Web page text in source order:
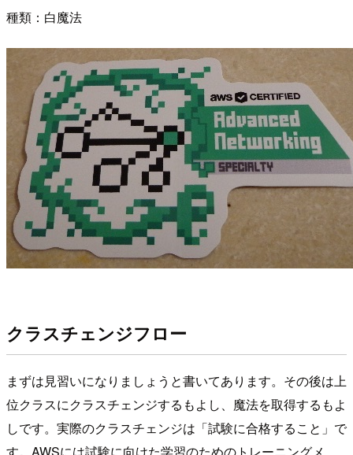
種類：白魔法
クラスチェンジフロー
まずは見習いになりましょうと書いてあります。その後は上
位クラスにクラスチェンジするもよし、魔法を取得するもよ
しです。実際のクラスチェンジは「試験に合格すること」で
す。AWSには試験に向けた学習のためのトレーニングメ